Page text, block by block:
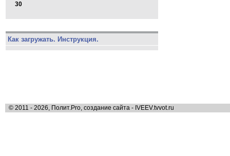
30
Как загружать. Инструкция.
© 2011 - 2026, Полит.Pro, создание сайта - IVEEV.tvvot.ru